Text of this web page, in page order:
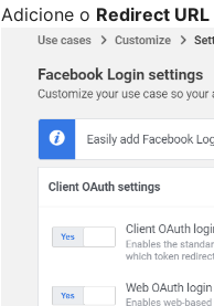
Adicione o Redirect URL